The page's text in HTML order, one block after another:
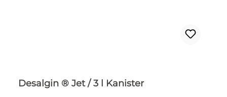
Desalgin ® Jet / 3 l Kanister